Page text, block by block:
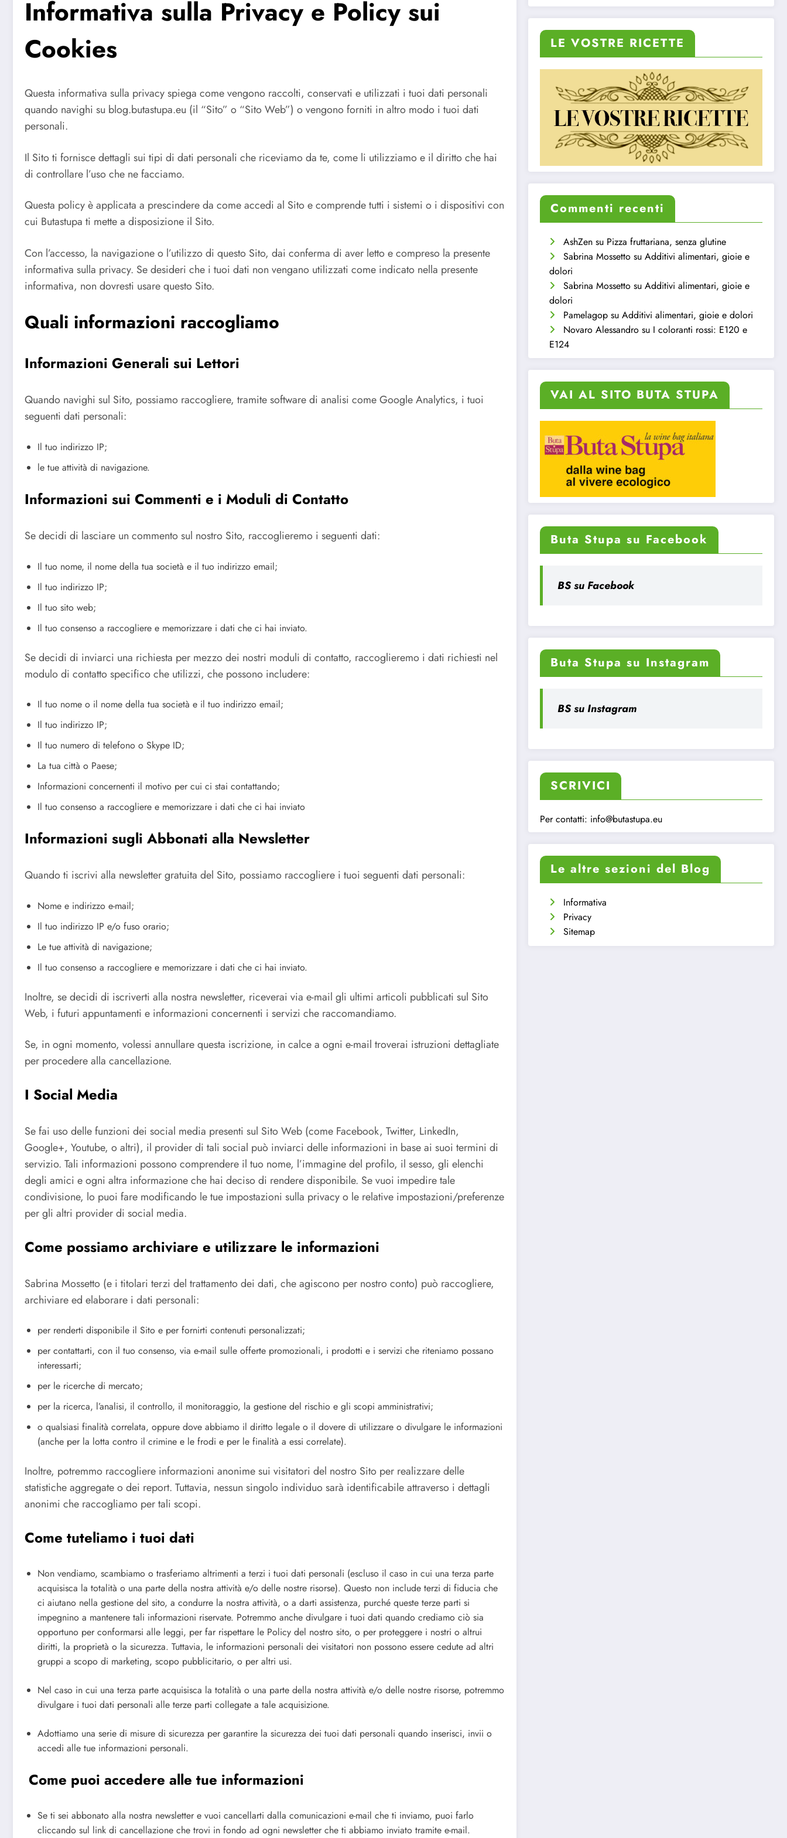
Informativa sulla Privacy e Policy sui
Cookies
Questa informativa sulla privacy spiega come vengono raccolti, conservati e utilizzati i tuoi dati personali
quando navighi su blog.butastupa.eu (il “Sito” o “Sito Web”) o vengono forniti in altro modo i tuoi dati
personali.
Il Sito ti fornisce dettagli sui tipi di dati personali che riceviamo da te, come li utilizziamo e il diritto che hai
di controllare l’uso che ne facciamo.
Questa policy è applicata a prescindere da come accedi al Sito e comprende tutti i sistemi o i dispositivi con
cui Butastupa ti mette a disposizione il Sito.
Con l’accesso, la navigazione o l’utilizzo di questo Sito, dai conferma di aver letto e compreso la presente
informativa sulla privacy. Se desideri che i tuoi dati non vengano utilizzati come indicato nella presente
informativa, non dovresti usare questo Sito.
Quali informazioni raccogliamo
Informazioni Generali sui Lettori
Quando navighi sul Sito, possiamo raccogliere, tramite software di analisi come Google Analytics, i tuoi
seguenti dati personali:
Il tuo indirizzo IP;
le tue attività di navigazione.
Informazioni sui Commenti e i Moduli di Contatto
Se decidi di lasciare un commento sul nostro Sito, raccoglieremo i seguenti dati:
Il tuo nome, il nome della tua società e il tuo indirizzo email;
Il tuo indirizzo IP;
Il tuo sito web;
Il tuo consenso a raccogliere e memorizzare i dati che ci hai inviato.
Se decidi di inviarci una richiesta per mezzo dei nostri moduli di contatto, raccoglieremo i dati richiesti nel
modulo di contatto specifico che utilizzi, che possono includere:
Il tuo nome o il nome della tua società e il tuo indirizzo email;
Il tuo indirizzo IP;
Il tuo numero di telefono o Skype ID;
La tua città o Paese;
Informazioni concernenti il motivo per cui ci stai contattando;
Il tuo consenso a raccogliere e memorizzare i dati che ci hai inviato
Informazioni sugli Abbonati alla Newsletter
Quando ti iscrivi alla newsletter gratuita del Sito, possiamo raccogliere i tuoi seguenti dati personali:
Nome e indirizzo e-mail;
Il tuo indirizzo IP e/o fuso orario;
Le tue attività di navigazione;
Il tuo consenso a raccogliere e memorizzare i dati che ci hai inviato.
Inoltre, se decidi di iscriverti alla nostra newsletter, riceverai via e-mail gli ultimi articoli pubblicati sul Sito
Web, i futuri appuntamenti e informazioni concernenti i servizi che raccomandiamo.
Se, in ogni momento, volessi annullare questa iscrizione, in calce a ogni e-mail troverai istruzioni dettagliate
per procedere alla cancellazione.
I Social Media
Se fai uso delle funzioni dei social media presenti sul Sito Web (come Facebook, Twitter, LinkedIn,
Google+, Youtube, o altri), il provider di tali social può inviarci delle informazioni in base ai suoi termini di
servizio. Tali informazioni possono comprendere il tuo nome, l’immagine del profilo, il sesso, gli elenchi
degli amici e ogni altra informazione che hai deciso di rendere disponibile. Se vuoi impedire tale
condivisione, lo puoi fare modificando le tue impostazioni sulla privacy o le relative impostazioni/preferenze
per gli altri provider di social media.
Come possiamo archiviare e utilizzare le informazioni
Sabrina Mossetto (e i titolari terzi del trattamento dei dati, che agiscono per nostro conto) può raccogliere,
archiviare ed elaborare i dati personali:
per renderti disponibile il Sito e per fornirti contenuti personalizzati;
per contattarti, con il tuo consenso, via e-mail sulle offerte promozionali, i prodotti e i servizi che riteniamo possano
interessarti;
per le ricerche di mercato;
per la ricerca, l’analisi, il controllo, il monitoraggio, la gestione del rischio e gli scopi amministrativi;
o qualsiasi finalità correlata, oppure dove abbiamo il diritto legale o il dovere di utilizzare o divulgare le informazioni
(anche per la lotta contro il crimine e le frodi e per le finalità a essi correlate).
Inoltre, potremmo raccogliere informazioni anonime sui visitatori del nostro Sito per realizzare delle
statistiche aggregate o dei report. Tuttavia, nessun singolo individuo sarà identificabile attraverso i dettagli
anonimi che raccogliamo per tali scopi.
Come tuteliamo i tuoi dati
Non vendiamo, scambiamo o trasferiamo altrimenti a terzi i tuoi dati personali (escluso il caso in cui una terza parte
acquisisca la totalità o una parte della nostra attività e/o delle nostre risorse). Questo non include terzi di fiducia che
ci aiutano nella gestione del sito, a condurre la nostra attività, o a darti assistenza, purché queste terze parti si
impegnino a mantenere tali informazioni riservate. Potremmo anche divulgare i tuoi dati quando crediamo ciò sia
opportuno per conformarsi alle leggi, per far rispettare le Policy del nostro sito, o per proteggere i nostri o altrui
diritti, la proprietà o la sicurezza. Tuttavia, le informazioni personali dei visitatori non possono essere cedute ad altri
gruppi a scopo di marketing, scopo pubblicitario, o per altri usi.
Nel caso in cui una terza parte acquisisca la totalità o una parte della nostra attività e/o delle nostre risorse, potremmo
divulgare i tuoi dati personali alle terze parti collegate a tale acquisizione.
Adottiamo una serie di misure di sicurezza per garantire la sicurezza dei tuoi dati personali quando inserisci, invii o
accedi alle tue informazioni personali.
Come puoi accedere alle tue informazioni
Se ti sei abbonato alla nostra newsletter e vuoi cancellarti dalla comunicazioni e-mail che ti inviamo, puoi farlo
cliccando sul link di cancellazione che trovi in fondo ad ogni newsletter che ti abbiamo inviato tramite e-mail.
LE VOSTRE RICETTE
Commenti recenti
AshZen su Pizza fruttariana, senza glutine
Sabrina Mossetto suAdditivi alimentari, gioie e
dolori
Sabrina Mossetto suAdditivi alimentari, gioie e
dolori
Pamelagop suAdditivi alimentari, gioie e dolori
Novaro Alessandro su I coloranti rossi: E120 e
E124
VAI AL SITO BUTA STUPA
Buta Stupa su Facebook
BS su Facebook
Buta Stupa su Instagram
BS su Instagram
SCRIVICI
Per contatti: info@butastupa.eu
Le altre sezioni del Blog
Informativa
Privacy
Sitemap